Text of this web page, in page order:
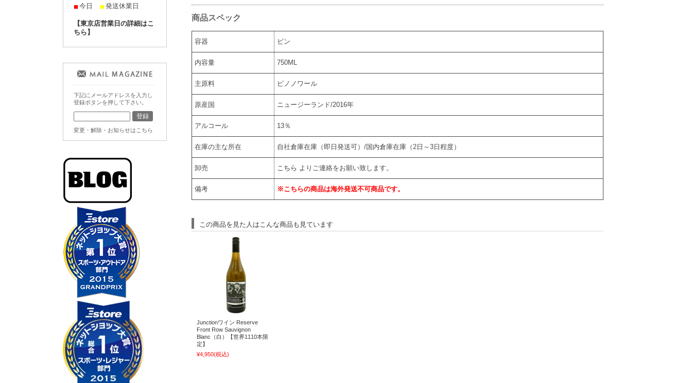
商品スペック
容器 ビン
内容量 750ML
主原料 ピノノワール
原産国 ニュージーランド/2016年
アルコール 13％
在庫の主な所在 自社倉庫在庫（即日発送可）/国内倉庫在庫（2日～3日程度）
卸売 こちら よりご連絡をお願い致します。
備考 ※こちらの商品は海外発送不可商品です。
この商品を見た人はこんな商品も見ています
Junctionワイン Reserve
Front Row Sauvignon
Blanc（白）【世界1110本限
定】
¥4,950(税込)
■今日 ■発送休業日
【東京店営業日の詳細はこ
ちら】
下記にメールアドレスを入力し
登録ボタンを押して下さい。
変更・解除・お知らせはこちら